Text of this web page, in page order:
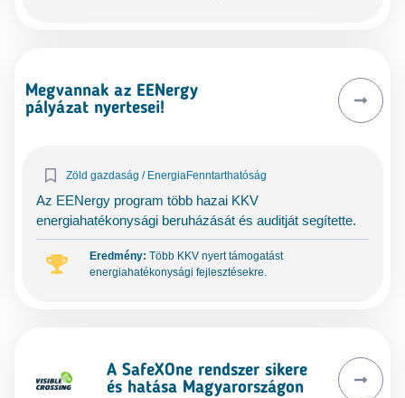
Megvannak az EENergy
pályázat nyertesei!
Zöld gazdaság / EnergiaFenntarthatóság
Az EENergy program több hazai KKV
energiahatékonysági beruházását és auditját segítette.
Eredmény: Több KKV nyert támogatást
energiahatékonysági fejlesztésekre.
A SafeXOne rendszer sikere
és hatása Magyarországon